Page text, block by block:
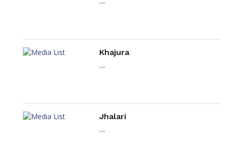
Khajura
....
Jhalari
....